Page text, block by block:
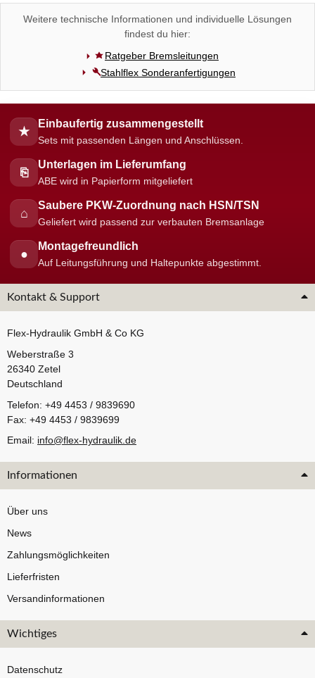
Weitere technische Informationen und individuelle Lösungen
findest du hier:
Ratgeber Bremsleitungen
Stahlflex Sonderanfertigungen
★
Einbaufertig zusammengestellt
Sets mit passenden Längen und Anschlüssen.
⎘
Unterlagen im Lieferumfang
ABE wird in Papierform mitgeliefert
⌂
Saubere PKW-Zuordnung nach HSN/TSN
Geliefert wird passend zur verbauten Bremsanlage
●
Montagefreundlich
Auf Leitungsführung und Haltepunkte abgestimmt.
Kontakt & Support
Flex-Hydraulik GmbH & Co KG
Weberstraße 3
26340 Zetel
Deutschland
Telefon: +49 4453 / 9839690
Fax: +49 4453 / 9839699
Email: info@flex-hydraulik.de
Informationen
Über uns
News
Zahlungsmöglichkeiten
Lieferfristen
Versandinformationen
Wichtiges
Datenschutz